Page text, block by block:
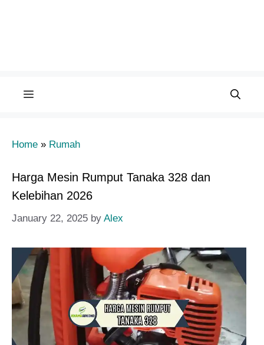
Menu
Home » Rumah
Harga Mesin Rumput Tanaka 328 dan
Kelebihan 2026
January 22, 2025 by Alex